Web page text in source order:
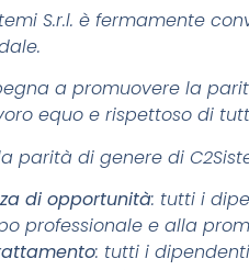
S.r.l. è fermamente
a promuovere la
equo e rispettoso di
parità di genere di
di opportunità: tutti i
professionale e alla
: tutti i